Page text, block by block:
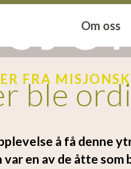
Om oss
FRA
ble
å få denne
en av de åtte som